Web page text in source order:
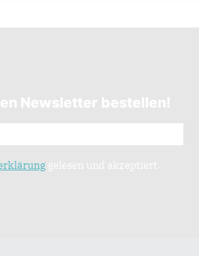
Newsletter bestellen!
gelesen und akzeptiert.